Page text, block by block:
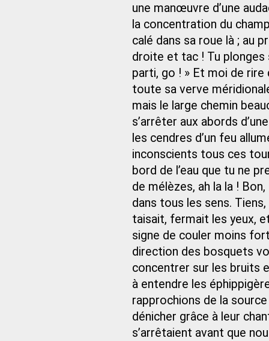
une manœuvre d’une
la concentration du
calé dans sa roue là ; au
droite et tac ! Tu plonges
parti, go ! » Et moi de
toute sa verve
mais le large chemin
s’arrêter aux abords
les cendres d’un feu
inconscients tous ces
bord de l’eau que tu ne
de mélèzes, ah la la !
dans tous les sens.
taisait, fermait les yeux,
signe de couler moins
direction des bosquets
concentrer sur les bruits
à entendre les
rapprochions de la
dénicher grâce à leur
s’arrêtaient avant que